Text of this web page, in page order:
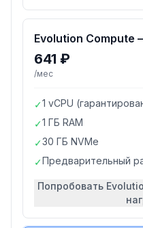
Evolution Compute
641 ₽
/мес
✓1 vCPU
✓1 ГБ RAM
✓30 ГБ NVMe
✓Предварительный
Попробовать